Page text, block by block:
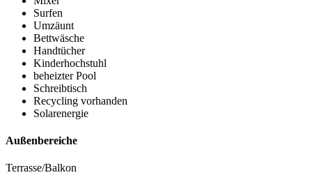
Surfen
Umzäunt
Bettwäsche
Handtücher
Kinderhochstuhl
beheizter Pool
Schreibtisch
Recycling vorhanden
Solarenergie
Außenbereiche
Terrasse/Balkon